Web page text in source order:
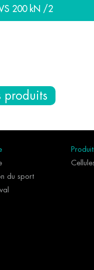
200 kN /2
produits
du sport